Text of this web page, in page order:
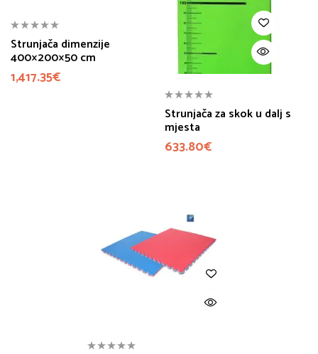
Strunjača dimenzije
400×200×50 cm
1,417.35€
Strunjača za skok u dalj s
mjesta
633.80€